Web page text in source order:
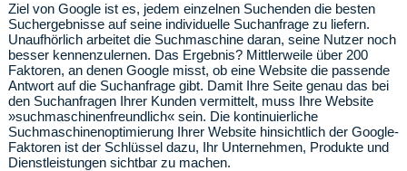
Ziel von Google ist es, jedem einzelnen Suchenden die besten
Suchergebnisse auf seine individuelle Suchanfrage zu liefern.
Unaufhörlich arbeitet die Suchmaschine daran, seine Nutzer noch
besser kennenzulernen. Das Ergebnis? Mittlerweile über 200
Faktoren, an denen Google misst, ob eine Website die passende
Antwort auf die Suchanfrage gibt. Damit Ihre Seite genau das bei
den Suchanfragen Ihrer Kunden vermittelt, muss Ihre Website
»suchmaschinenfreundlich« sein. Die kontinuierliche
Suchmaschinenoptimierung Ihrer Website hinsichtlich der Google-
Faktoren ist der Schlüssel dazu, Ihr Unternehmen, Produkte und
Dienstleistungen sichtbar zu machen.